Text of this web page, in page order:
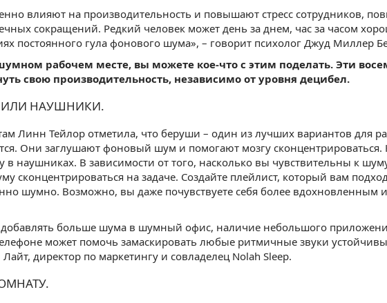
влияют на производительность и повышают стресс сотрудников,
сокращений. Редкий человек может день за днем, час за часом
постоянного гула фонового шума», – говорит психолог Джуд Миллер
рабочем месте, вы можете кое-что с этим поделать. Эти
свою производительность, независимо от уровня децибел.
ИЛИ НАУШНИКИ.
Линн Тейлор отметила, что беруши – один из лучших вариантов для
Они заглушают фоновый шум и помогают мозгу сконцентрироваться.
наушниках. В зависимости от того, насколько вы чувствительны к
сконцентрироваться на задаче. Создайте плейлист, который вам
шумно. Возможно, вы даже почувствуете себя более вдохновленным
добавлять больше шума в шумный офис, наличие небольшого
может помочь замаскировать любые ритмичные звуки
директор по маркетингу и совладелец Nolah Sleep.